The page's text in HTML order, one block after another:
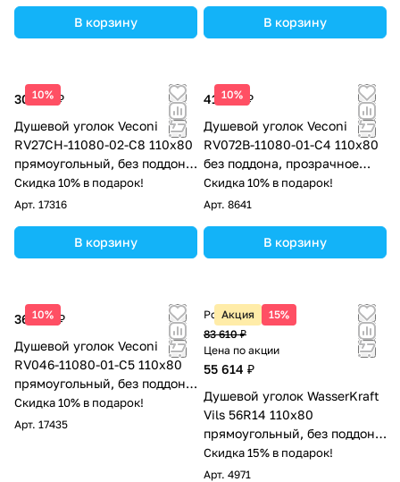
В корзину В корзину
10%
30 153 ₽
Душевой уголок Veconi
RV27CH-11080-02-C8 110х80
прямоугольный, без поддона,
матовое стекло, хром
Скидка 10% в подарок!
Арт. 17316
В корзину
10%
41 412 ₽
Душевой уголок Veconi
RV072B-11080-01-C4 110х80
без поддона, прозрачное
стекло, черный матовый
Скидка 10% в подарок!
Арт. 8641
В корзину
10%
36 210 ₽
Душевой уголок Veconi
RV046-11080-01-C5 110х80
прямоугольный, без поддона,
прозрачное стекло, хром
Скидка 10% в подарок!
Арт. 17435
Акция 15%
Розничная цена
83 610 ₽
Цена по акции
55 614 ₽
Душевой уголок WasserKraft
Vils 56R14 110х80
прямоугольный, без поддона,
прозрачное стекло, хром
Скидка 15% в подарок!
Арт. 4971